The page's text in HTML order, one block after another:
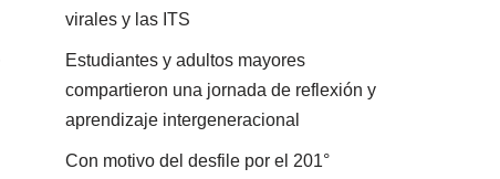
virales y las ITS
Estudiantes y adultos mayores
compartieron una jornada de reflexión y
aprendizaje intergeneracional
Con motivo del desfile por el 201°